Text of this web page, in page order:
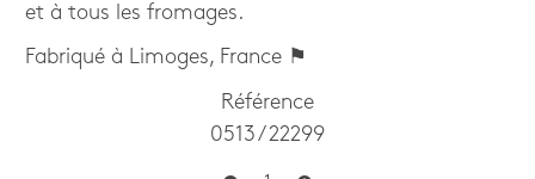
et à tous les fromages.
Fabriqué à Limoges, France ⚑
Référence
0513 / 22299